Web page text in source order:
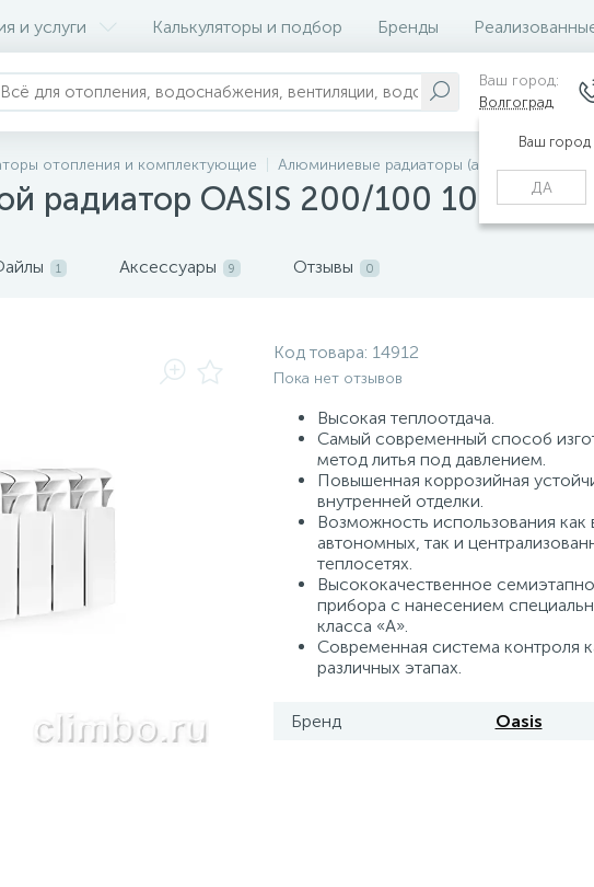
и услуги Калькуляторы и подбор Бренды
Ваш город:
Волгоград
Ваш город
ДА
отопления и комплектующие Алюминиевые радиаторы (алюминиевые
радиатор OASIS 200/100 10 секц.
1 Аксессуары 9 Отзывы 0
Код товара: 14912
Пока нет отзывов
Высокая теплоотдача.
Самый современный способ
метод литья под давлением.
Повышенная коррозийная
внутренней отделки.
Возможность использования как
автономных, так и
теплосетях.
Высококачественное
прибора с нанесением
класса «А».
Современная система контроля
различных этапах.
Бренд Oasis